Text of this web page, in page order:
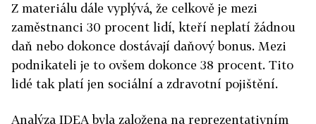
Z materiálu dále vyplývá, že celkově je mezi
zaměstnanci 30 procent lidí, kteří neplatí žádnou
daň nebo dokonce dostávají daňový bonus. Mezi
podnikateli je to ovšem dokonce 38 procent. Tito
lidé tak platí jen sociální a zdravotní pojištění.
Analýza IDEA byla založena na reprezentativním